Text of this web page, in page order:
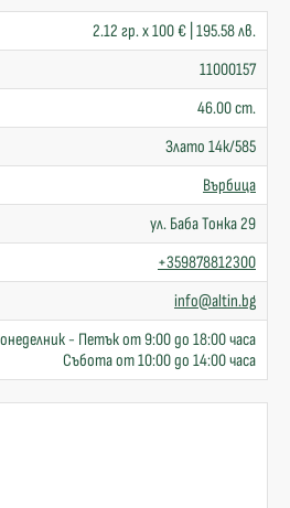
2.12 гр. x 100 € | 195.58 лв.
11000157
46.00 cm.
Злато 14к/585
Върбица
ул. Баба Тонка 29
+359878812300
info@altin.bg
- Петък от 9:00 до 18:00 часа
Събота от 10:00 до 14:00 часа